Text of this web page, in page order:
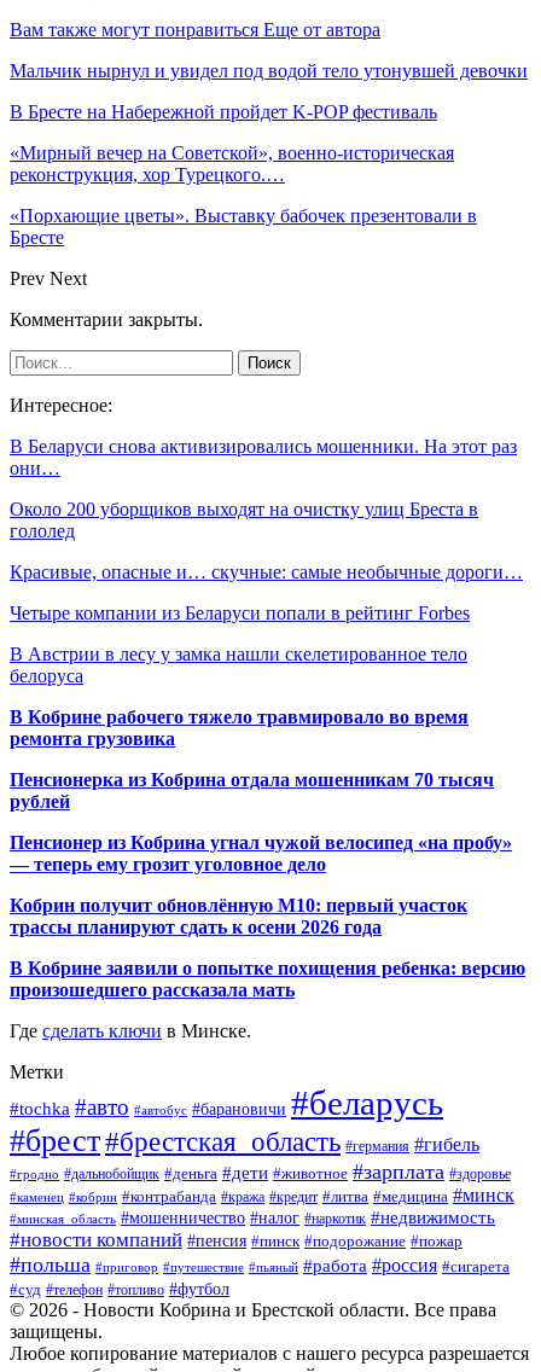
Вам также могут понравиться Еще от автора
Мальчик нырнул и увидел под водой тело утонувшей девочки
В Бресте на Набережной пройдет K-POP фестиваль
«Мирный вечер на Советской», военно-историческая
реконструкция, хор Турецкого.…
«Порхающие цветы». Выставку бабочек презентовали в
Бресте
Prev Next
Комментарии закрыты.
Интересное:
В Беларуси снова активизировались мошенники. На этот раз
они…
Около 200 уборщиков выходят на очистку улиц Бреста в
гололед
Красивые, опасные и… скучные: самые необычные дороги…
Четыре компании из Беларуси попали в рейтинг Forbes
В Австрии в лесу у замка нашли скелетированное тело
белоруса
В Кобрине рабочего тяжело травмировало во время
ремонта грузовика
Пенсионерка из Кобрина отдала мошенникам 70 тысяч
рублей
Пенсионер из Кобрина угнал чужой велосипед «на пробу»
— теперь ему грозит уголовное дело
Кобрин получит обновлённую М10: первый участок
трассы планируют сдать к осени 2026 года
В Кобрине заявили о попытке похищения ребенка: версию
произошедшего рассказала мать
Где сделать ключи в Минске.
Метки
#tochka #авто #автобус #барановичи #беларусь
#брест#брестская_область #германия #гибель
#гродно #дальнобойщик #деньга #дети #животное #зарплата #здоровье
#каменец #кобрин #контрабанда #кража #кредит #литва #медицина #минск
#минская_область #мошенничество #налог #наркотик #недвижимость
#новости компаний #пенсия #пинск #подорожание #пожар
#польша #приговор #путешествие #пьяный #работа #россия #сигарета
#суд #телефон #топливо #футбол
© 2026 - Новости Кобрина и Брестской области. Все права
защищены.
Любое копирование материалов с нашего ресурса разрешается